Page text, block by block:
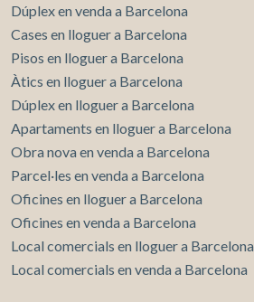
Dúplex en venda a Barcelona
Cases en lloguer a Barcelona
Pisos en lloguer a Barcelona
Àtics en lloguer a Barcelona
Dúplex en lloguer a Barcelona
Apartaments en lloguer a Barcelona
Obra nova en venda a Barcelona
Parcel·les en venda a Barcelona
Oficines en lloguer a Barcelona
Oficines en venda a Barcelona
Local comercials en lloguer a Barcelona
Local comercials en venda a Barcelona